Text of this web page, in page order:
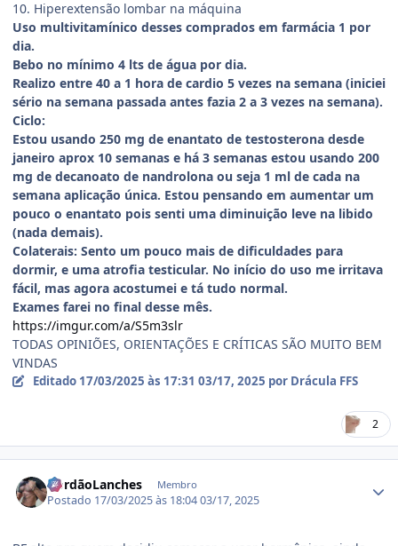
10. Hiperextensão lombar na máquina
Uso multivitamínico desses comprados em farmácia 1 por
dia.
Bebo no mínimo 4 lts de água por dia.
Realizo entre 40 a 1 hora de cardio 5 vezes na semana (iniciei
sério na semana passada antes fazia 2 a 3 vezes na semana).
Ciclo:
Estou usando 250 mg de enantato de testosterona desde
janeiro aprox 10 semanas e há 3 semanas estou usando 200
mg de decanoato de nandrolona ou seja 1 ml de cada na
semana aplicação única. Estou pensando em aumentar um
pouco o enantato pois senti uma diminuição leve na libido
(nada demais).
Colaterais: Sento um pouco mais de dificuldades para
dormir, e uma atrofia testicular. No início do uso me irritava
fácil, mas agora acostumei e tá tudo normal.
Exames farei no final desse mês.
https://imgur.com/a/S5m3slr
TODAS OPINIÕES, ORIENTAÇÕES E CRÍTICAS SÃO MUITO BEM
VINDAS
Editado 17/03/2025 às 17:31 03/17, 2025 por Drácula FFS
2
GordãoLanches Membro
Postado 17/03/2025 às 18:0403/17, 2025